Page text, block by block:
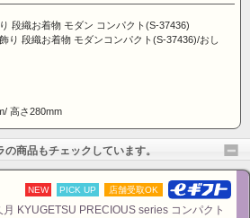
久月といった印象。お雛様の顔の
めに手で回す）と、親王飾りのア
象にでなります。
も合うおしゃれなお飾りです。お
りとした上質な造りで、雛人形の
段織お着物 モダン コンパクト(S-37436)
り 段織お着物 モダンコンパクト(S-37436)/おし
高さ280mm
商品もチェックしています。
NEW PICK UP 店舗受取OK
月 KYUGETSU PRECIOUS series コンパクト